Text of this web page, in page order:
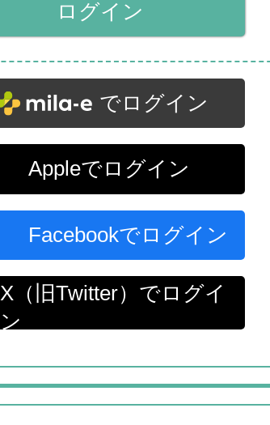
でログイン
Appleでログイン
Facebookでログイン
X（旧Twitter）でログイ
ン